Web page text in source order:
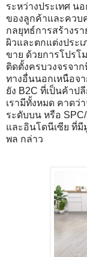
ระหว่างประเทศ น
ของลูกค้าและควบ
กลยุทธ์การสร้างร
ผิวและตกแต่งประ
ขาย ด้วยการโปรโ
ติดตั้งครบวงจรจา
ทางอื่นนอกเหนือจ
ยัง B2C ที่เป็นค้าป
เรามีทั้งหมด คาดว่
ระดับบน หรือ
และอินโดนีเซีย ที่มี
พล กล่าว